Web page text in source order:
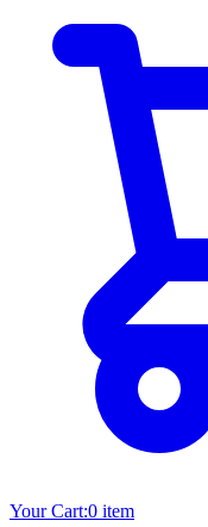
Your Cart:0 item